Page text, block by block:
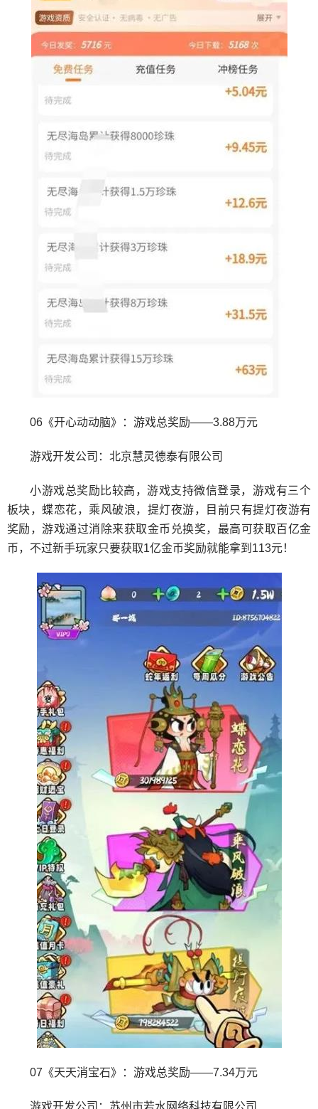
06《开心动动脑》：游戏总奖励——3.88万元
游戏开发公司：北京慧灵德泰有限公司
小游戏总奖励比较高，游戏支持微信登录，游戏有三个
板块，蝶恋花，乘风破浪，提灯夜游，目前只有提灯夜游有
奖励，游戏通过消除来获取金币兑换奖，最高可获取百亿金
币，不过新手玩家只要获取1亿金币奖励就能拿到113元！
07《天天消宝石》：游戏总奖励——7.34万元